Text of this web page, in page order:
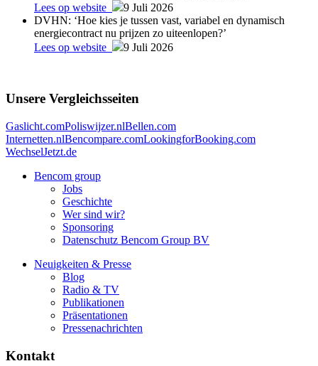
Lees op website
9 Juli 2026
DVHN: ‘Hoe kies je tussen vast, variabel en dynamisch
energiecontract nu prijzen zo uiteenlopen?’
Lees op website
9 Juli 2026
Unsere Vergleichsseiten
Gaslicht.comPoliswijzer.nlBellen.com
Internetten.nlBencompare.comLookingforBooking.com
WechselJetzt.de
Bencom group
Jobs
Geschichte
Wer sind wir?
Sponsoring
Datenschutz Bencom Group BV
Neuigkeiten & Presse
Blog
Radio & TV
Publikationen
Präsentationen
Pressenachrichten
Kontakt